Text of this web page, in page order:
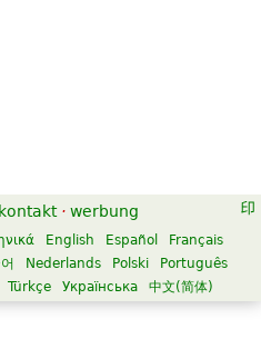
kontakt · werbung
English Español
Français
Nederlands Polski
Português
Türkçe Українська 中文(简体)